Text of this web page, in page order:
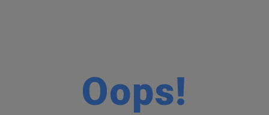
Oops!